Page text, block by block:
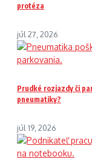
protéza
júl 27, 2026
Prudké rozjazdy či
pneumatiky?
júl 19, 2026